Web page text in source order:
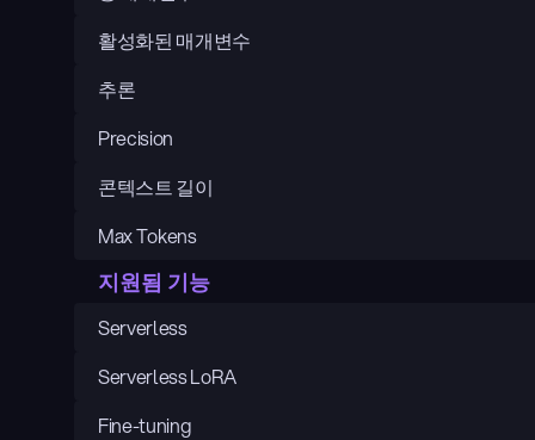
활성화된 매개변수
추론
Precision
콘텍스트 길이
Max Tokens
지원됨 기능
Serverless
Serverless LoRA
Fine-tuning